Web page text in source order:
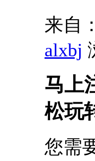
来自：
alxbj
马上
松玩
您需